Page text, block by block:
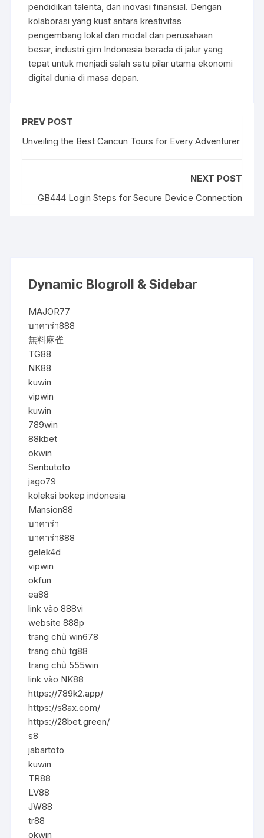
pendidikan talenta, dan inovasi finansial. Dengan
kolaborasi yang kuat antara kreativitas
pengembang lokal dan modal dari perusahaan
besar, industri gim Indonesia berada di jalur yang
tepat untuk menjadi salah satu pilar utama ekonomi
digital dunia di masa depan.
PREV POST
Unveiling the Best Cancun Tours for Every Adventurer
NEXT POST
GB444 Login Steps for Secure Device Connection
Dynamic Blogroll & Sidebar
MAJOR77
บาคาร่า888
無料麻雀
TG88
NK88
kuwin
vipwin
kuwin
789win
88kbet
okwin
Seributoto
jago79
koleksi bokep indonesia
Mansion88
บาคาร่า
บาคาร่า888
gelek4d
vipwin
okfun
ea88
link vào 888vi
website 888p
trang chủ win678
trang chủ tg88
trang chủ 555win
link vào NK88
https://789k2.app/
https://s8ax.com/
https://28bet.green/
s8
jabartoto
kuwin
TR88
LV88
JW88
tr88
okwin